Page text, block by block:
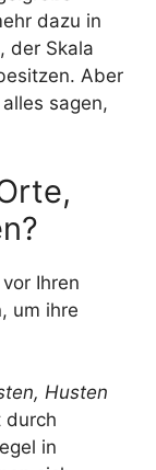
dazu in
der Skala
Aber
sagen,
Ihren
um ihre
Husten
durch
in